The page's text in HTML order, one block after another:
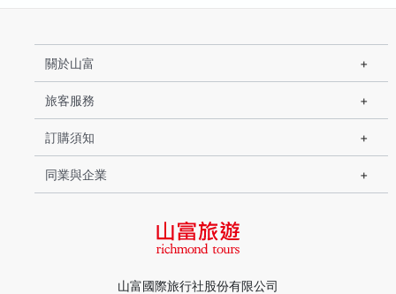
山富國際旅行社股份有限公司
關於山富
旅客服務
訂購須知
同業與企業